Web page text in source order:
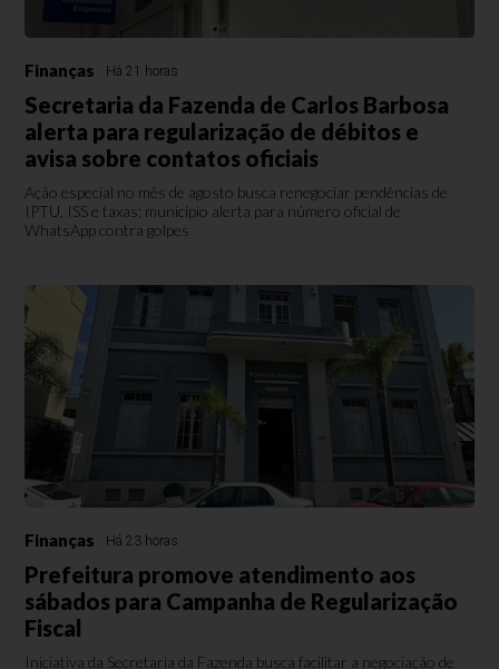
Finanças Há 21 horas
Secretaria da Fazenda de Carlos Barbosa
alerta para regularização de débitos e
avisa sobre contatos oficiais
Ação especial no mês de agosto busca renegociar pendências de
IPTU, ISS e taxas; município alerta para número oficial de
WhatsApp contra golpes
Finanças Há 23 horas
Prefeitura promove atendimento aos
sábados para Campanha de Regularização
Fiscal
Iniciativa da Secretaria da Fazenda busca facilitar a negociação de